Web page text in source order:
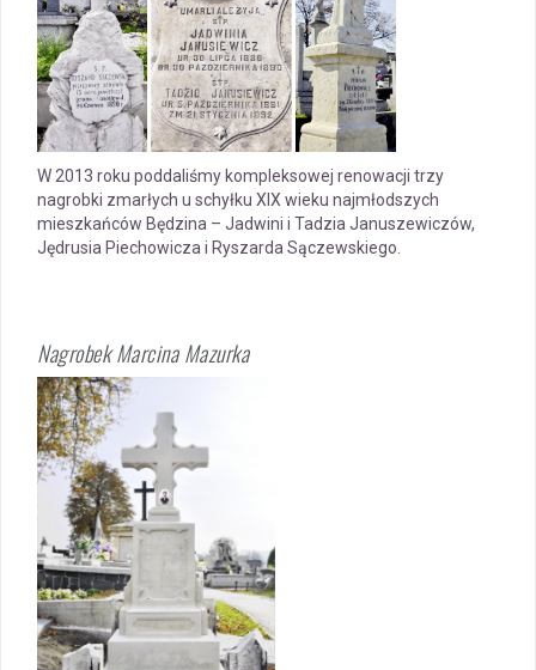
W 2013 roku poddaliśmy kompleksowej renowacji trzy
nagrobki zmarłych u schyłku XIX wieku najmłodszych
mieszkańców Będzina – Jadwini i Tadzia Januszewiczów,
Jędrusia Piechowicza i Ryszarda Sączewskiego.
Nagrobek Marcina Mazurka